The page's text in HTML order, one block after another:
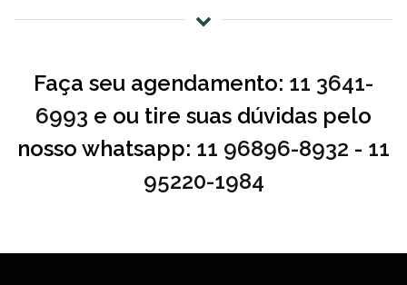
Faça seu agendamento: 11 3641-
6993 e ou tire suas dúvidas pelo
nosso whatsapp: 11 96896-8932 - 11
95220-1984